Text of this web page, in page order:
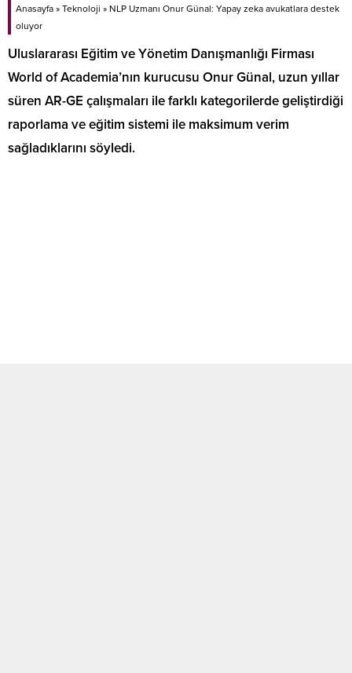
Anasayfa » Teknoloji » NLP Uzmanı Onur Günal: Yapay zeka avukatlara destek
oluyor
Uluslararası Eğitim ve Yönetim Danışmanlığı Firması
World of Academia’nın kurucusu Onur Günal, uzun yıllar
süren AR-GE çalışmaları ile farklı kategorilerde geliştirdiği
raporlama ve eğitim sistemi ile maksimum verim
sağladıklarını söyledi.